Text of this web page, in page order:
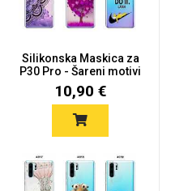
Silikonska Maskica za
P30 Pro - Šareni motivi
10,90 €